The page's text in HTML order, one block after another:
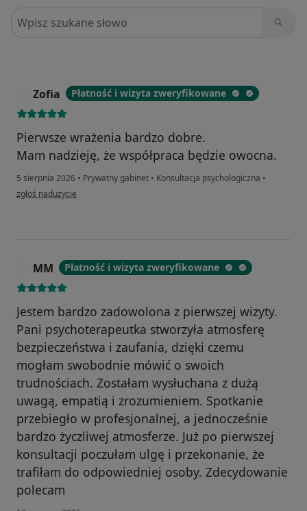
Szukaj w opiniach
Zofia Płatność i wizyta zweryfikowane
Pierwsze wrażenia bardzo dobre.
Mam nadzieję, że współpraca będzie owocna.
5 sierpnia 2026 • Prywatny gabinet • Konsultacja psychologiczna •
w opinii użytkownika Zofia
zgłoś nadużycie
MM Płatność i wizyta zweryfikowane
Jestem bardzo zadowolona z pierwszej wizyty.
Pani psychoterapeutka stworzyła atmosferę
bezpieczeństwa i zaufania, dzięki czemu
mogłam swobodnie mówić o swoich
trudnościach. Zostałam wysłuchana z dużą
uwagą, empatią i zrozumieniem. Spotkanie
przebiegło w profesjonalnej, a jednocześnie
bardzo życzliwej atmosferze. Już po pierwszej
konsultacji poczułam ulgę i przekonanie, że
trafiłam do odpowiedniej osoby. Zdecydowanie
polecam